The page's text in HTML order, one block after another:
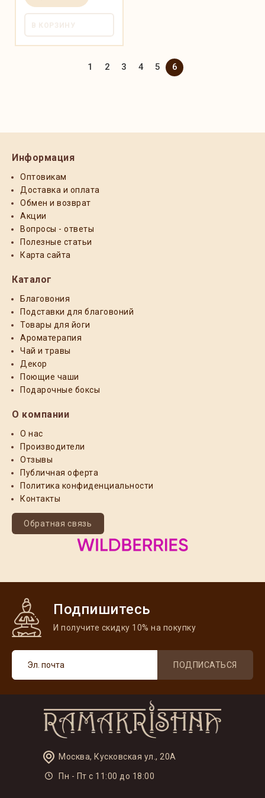
В КОРЗИНУ
1 2 3 4 5 6
Информация
Оптовикам
Доставка и оплата
Обмен и возврат
Акции
Вопросы - ответы
Полезные статьи
Карта сайта
Каталог
Благовония
Подставки для благовоний
Товары для йоги
Ароматерапия
Чай и травы
Декор
Поющие чаши
Подарочные боксы
О компании
О нас
Производители
Отзывы
Публичная оферта
Политика конфиденциальности
Контакты
Обратная связь
Подпишитесь
И получите скидку 10% на покупку
ПОДПИСАТЬСЯ
Москва, Кусковская ул., 20А
Пн - Пт с 11:00 до 18:00